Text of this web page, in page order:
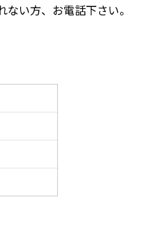
い方、お電話下さい。